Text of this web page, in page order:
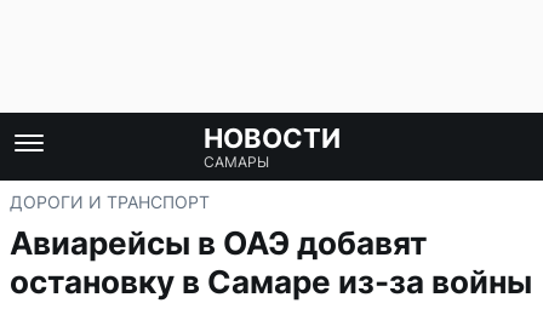
НОВОСТИ
САМАРЫ
ДОРОГИ И ТРАНСПОРТ
Авиарейсы в ОАЭ добавят
остановку в Самаре из-за войны